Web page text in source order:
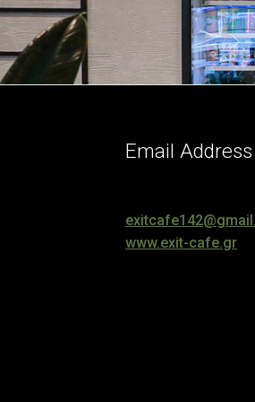
Email Address
www.exit-cafe.gr